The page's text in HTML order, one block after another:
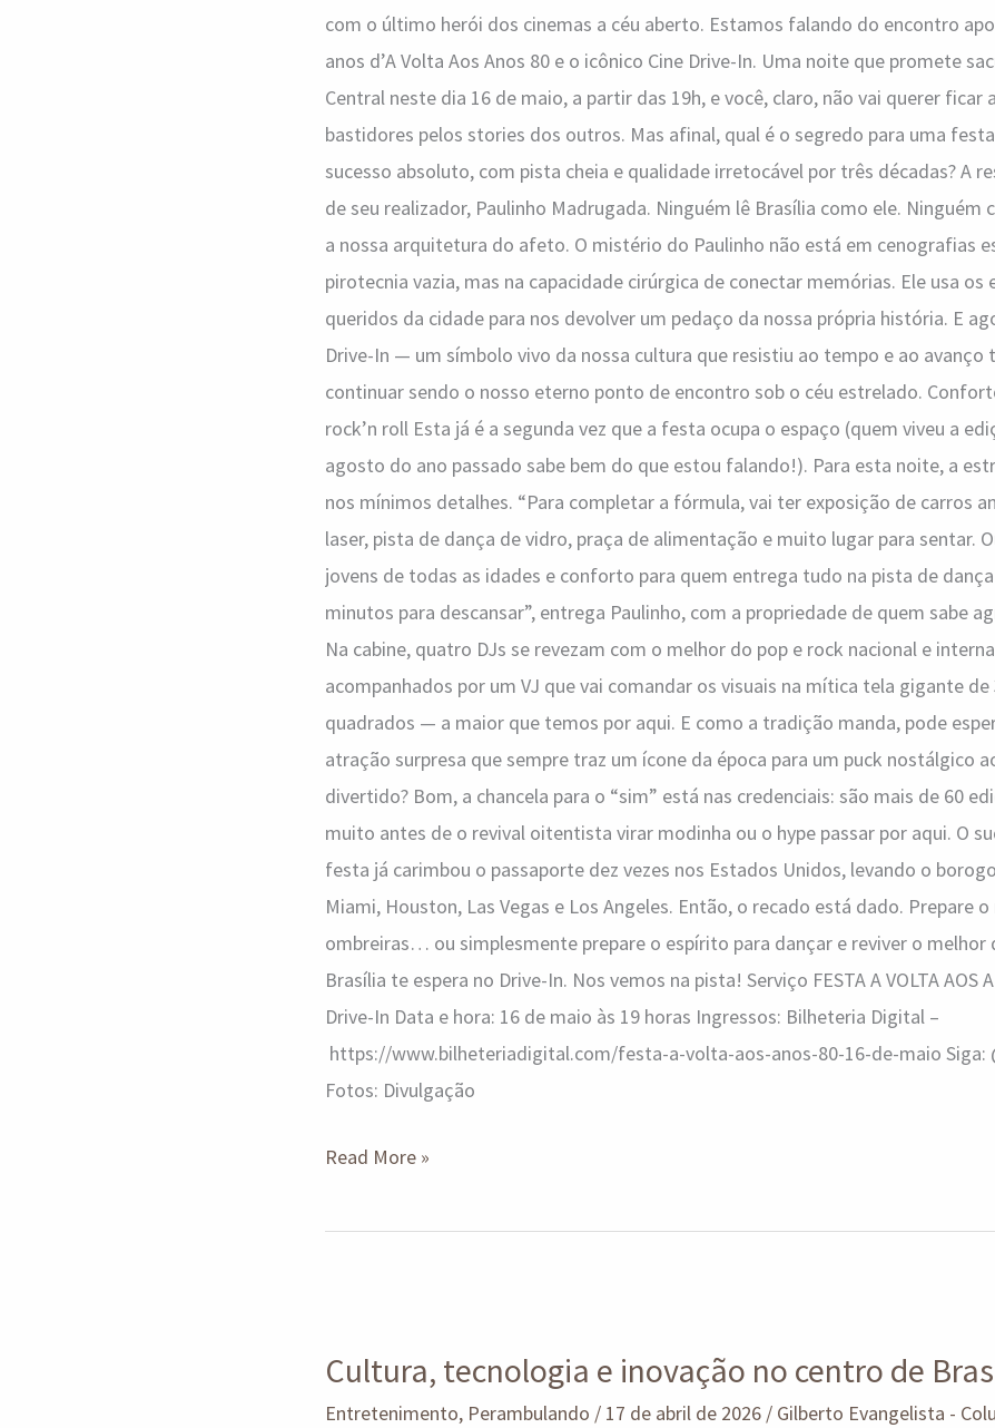
com o último herói dos cinemas a céu aberto. Estamos falando do encontro
anos d’A Volta Aos Anos 80 e o icônico Cine Drive-In. Uma noite que promete
Central neste dia 16 de maio, a partir das 19h, e você, claro, não vai querer ficar
bastidores pelos stories dos outros. Mas afinal, qual é o segredo para uma
sucesso absoluto, com pista cheia e qualidade irretocável por três décadas? A
de seu realizador, Paulinho Madrugada. Ninguém lê Brasília como ele. Ninguém
a nossa arquitetura do afeto. O mistério do Paulinho não está em cenografias
pirotecnia vazia, mas na capacidade cirúrgica de conectar memórias. Ele usa os
queridos da cidade para nos devolver um pedaço da nossa própria história. E
Drive-In — um símbolo vivo da nossa cultura que resistiu ao tempo e ao avanço
continuar sendo o nosso eterno ponto de encontro sob o céu estrelado.
rock’n roll Esta já é a segunda vez que a festa ocupa o espaço (quem viveu a
agosto do ano passado sabe bem do que estou falando!). Para esta noite, a
nos mínimos detalhes. “Para completar a fórmula, vai ter exposição de carros
laser, pista de dança de vidro, praça de alimentação e muito lugar para sentar.
jovens de todas as idades e conforto para quem entrega tudo na pista de
minutos para descansar”, entrega Paulinho, com a propriedade de quem sabe
Na cabine, quatro DJs se revezam com o melhor do pop e rock nacional e
acompanhados por um VJ que vai comandar os visuais na mítica tela gigante
quadrados — a maior que temos por aqui. E como a tradição manda, pode
atração surpresa que sempre traz um ícone da época para um puck nostálgico
divertido? Bom, a chancela para o “sim” está nas credenciais: são mais de 60
muito antes de o revival oitentista virar modinha ou o hype passar por aqui. O
festa já carimbou o passaporte dez vezes nos Estados Unidos, levando o
Miami, Houston, Las Vegas e Los Angeles. Então, o recado está dado. Prepare
ombreiras… ou simplesmente prepare o espírito para dançar e reviver o melhor
Brasília te espera no Drive-In. Nos vemos na pista! Serviço FESTA A VOLTA AOS
Drive-In Data e hora: 16 de maio às 19 horas Ingressos: Bilheteria Digital –
https://www.bilheteriadigital.com/festa-a-volta-aos-anos-80-16-de-maio Siga:
Fotos: Divulgação
Cine
Drive-
In
Read More »
Cultura, tecnologia e inovação no centro de
Entretenimento, Perambulando / 17 de abril de 2026 / Gilberto Evangelista -
e
inovação